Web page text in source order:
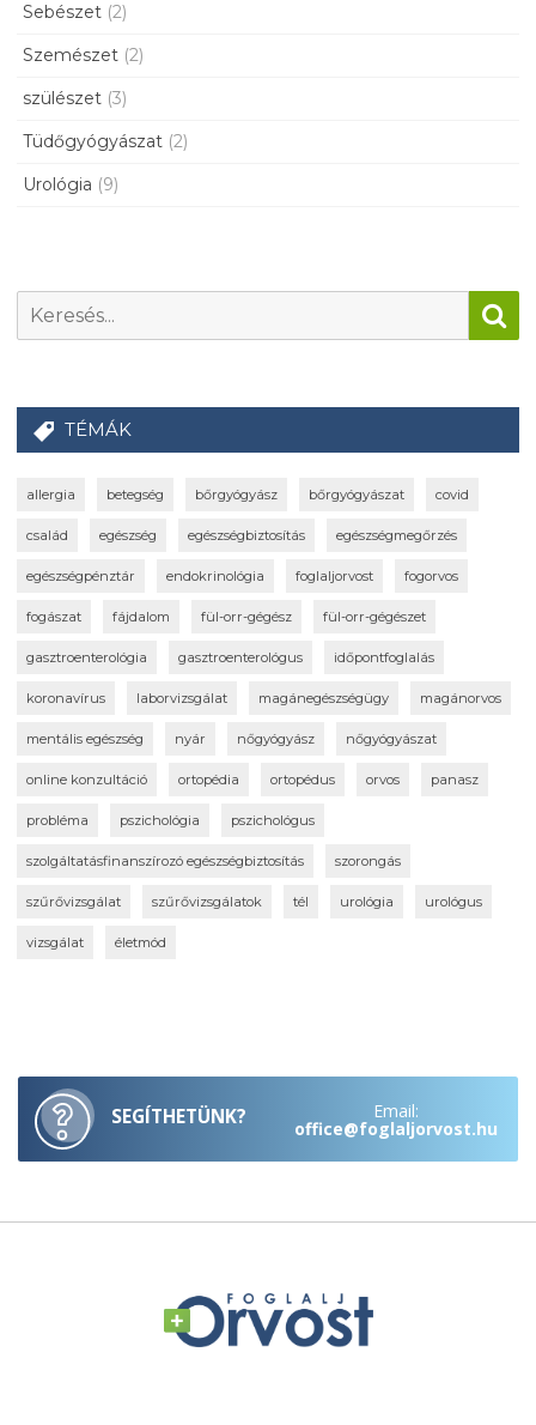
Sebészet (2)
Szemészet (2)
szülészet (3)
Tüdőgyógyászat (2)
Urológia (9)
TÉMÁK
allergia betegség bőrgyógyász bőrgyógyászat covid
család egészség egészségbiztosítás egészségmegőrzés
egészségpénztár endokrinológia foglaljorvost fogorvos
fogászat fájdalom fül-orr-gégész fül-orr-gégészet
gasztroenterológia gasztroenterológus időpontfoglalás
koronavírus laborvizsgálat magánegészségügy magánorvos
mentális egészség nyár nőgyógyász nőgyógyászat
online konzultáció ortopédia ortopédus orvos panasz
probléma pszichológia pszichológus
szolgáltatásfinanszírozó egészségbiztosítás szorongás
szűrővizsgálat szűrővizsgálatok tél urológia urológus
vizsgálat életmód
SEGÍTHETÜNK? Email:
office@foglaljorvost.hu